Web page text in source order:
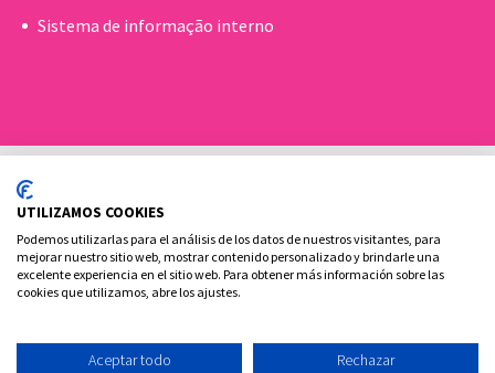
Sistema de informação interno
Política de cookies
Aviso Legal e Privacidade
UTILIZAMOS COOKIES
Podemos utilizarlas para el análisis de los datos de nuestros visitantes, para
mejorar nuestro sitio web, mostrar contenido personalizado y brindarle una
excelente experiencia en el sitio web. Para obtener más información sobre las
cookies que utilizamos, abre los ajustes.
Aceptar todo Rechazar